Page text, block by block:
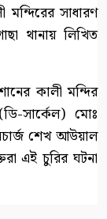
মন্দিরের সাধারণ
থানায় লিখিত
কালী মন্দির
সার্কেল) মোঃ
শেখ আউয়াল
এই চুরির ঘটনা